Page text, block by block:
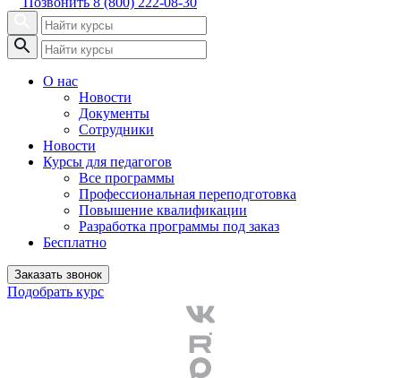
О нас
Новости
Документы
Сотрудники
Новости
Курсы для педагогов
Все программы
Профессиональная переподготовка
Повышение квалификации
Разработка программы под заказ
Бесплатно
Заказать звонок
Подобрать курс